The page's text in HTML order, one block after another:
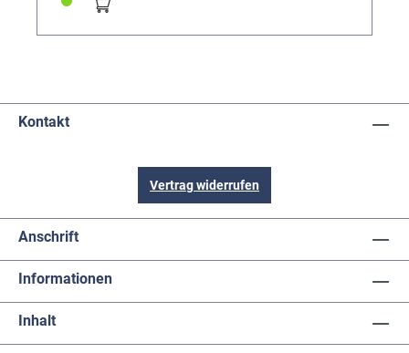
Kontakt
Vertrag widerrufen
Anschrift
Informationen
Inhalt